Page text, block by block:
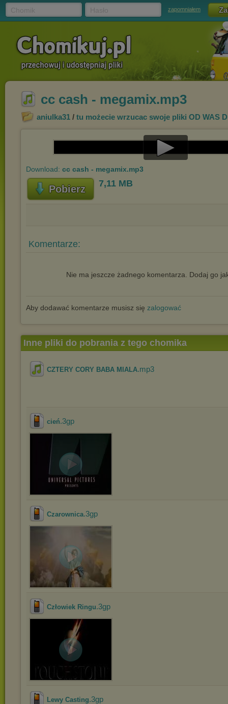
zapomniałem
cc cash - megamix.mp3
aniulka31 / tu możecie wrzucac swoje pliki OD WAS
Play
Download: cc cash - megamix.mp3
Pobierz 7,11 MB
Komentarze:
Nie ma jeszcze żadnego komentarza. Dodaj go
Aby dodawać komentarze musisz się zalogować
Inne pliki do pobrania z tego chomika
CZTERY CORY BABA MIALA.mp3
cień.3gp
Czarownica.3gp
Człowiek Ringu.3gp
Lewy Casting.3gp